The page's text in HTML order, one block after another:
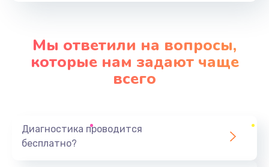
Мы ответили на вопросы,
которые нам задают чаще
всего
Диагностика проводится
бесплатно?